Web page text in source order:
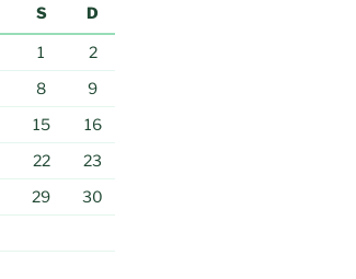
S D
1
2
8
9
15
16
22
23
29
30